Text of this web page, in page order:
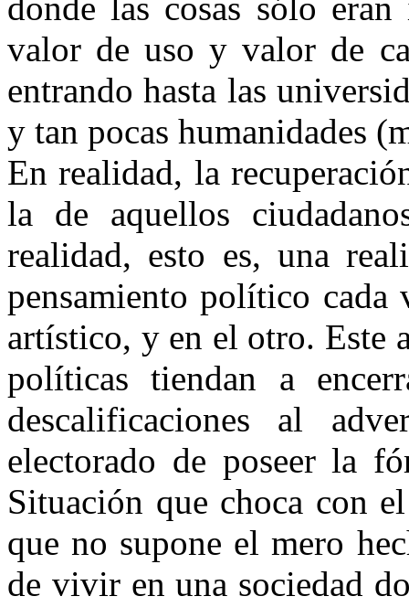
valor de uso y valor de
entrando hasta las
y tan pocas humanidades
En realidad, la
la de aquellos
realidad, esto es, una
pensamiento político cada
artístico, y en el otro. Este
políticas tiendan a
descalificaciones al
electorado de poseer la
Situación que choca con
que no supone el mero
de vivir en una sociedad